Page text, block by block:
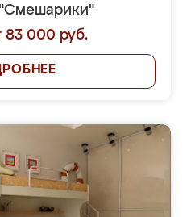
83 000 руб.